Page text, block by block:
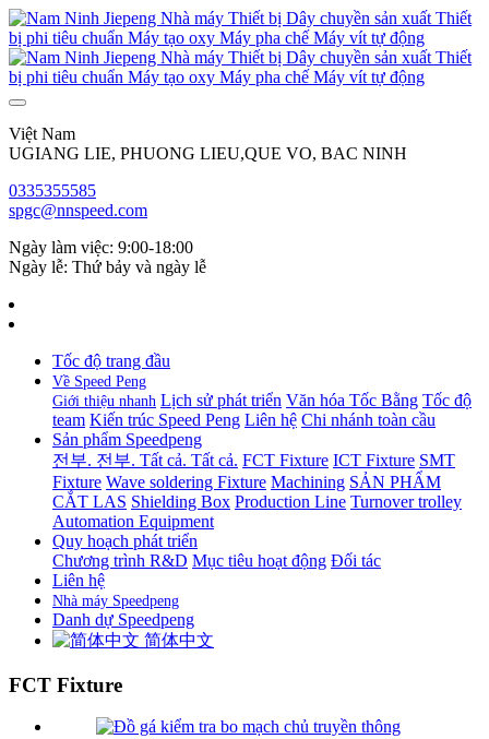
Việt Nam
UGIANG LIE, PHUONG LIEU,QUE VO, BAC NINH
0335355585
spgc@nnspeed.com
Ngày làm việc: 9:00-18:00
Ngày lễ: Thứ bảy và ngày lễ
Tốc độ trang đầu
Về Speed Peng
Giới thiệu nhanh Lịch sử phát triển Văn hóa Tốc Bằng Tốc độ
team Kiến trúc Speed Peng Liên hệ Chi nhánh toàn cầu
Sản phẩm Speedpeng
전부. 전부. Tất cả. Tất cả. FCT Fixture ICT Fixture SMT
Fixture Wave soldering Fixture Machining SẢN PHẨM
CẮT LAS Shielding Box Production Line Turnover trolley
Automation Equipment
Quy hoạch phát triển
Chương trình R&D Mục tiêu hoạt động Đối tác
Liên hệ
Nhà máy Speedpeng
Danh dự Speedpeng
简体中文
FCT Fixture